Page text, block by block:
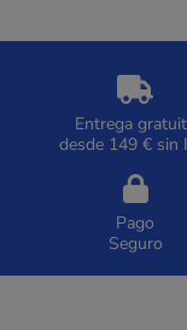
Entrega
desde 149 € sin
Pago
Seguro